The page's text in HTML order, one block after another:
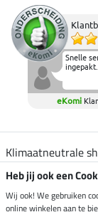
Snelle
ingepakt.
eKomi
Klimaatneutrale
Verzending per
Heb jij ook een
Wij ook! We gebruiken
online winkelen aan te